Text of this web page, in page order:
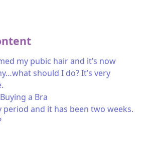
my pubic hair and it’s now
should I do? It’s very
a Bra
period and it has been two weeks.